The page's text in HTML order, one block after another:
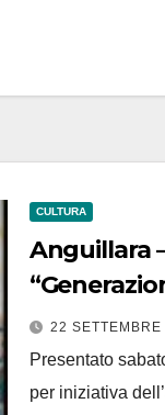
CULTURA
Anguillara
Andrea
22 SETTEMBRE
Presentato
per iniziativa